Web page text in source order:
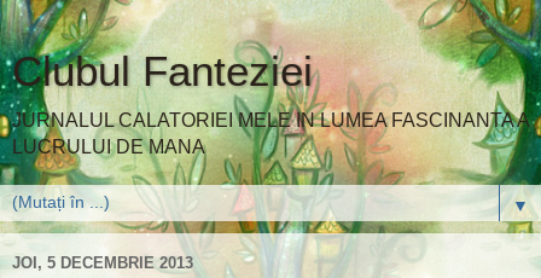
Clubul Fanteziei
JURNALUL CALATORIEI MELE IN LUMEA FASCINANTA A
LUCRULUI DE MANA
▼
JOI, 5 DECEMBRIE 2013